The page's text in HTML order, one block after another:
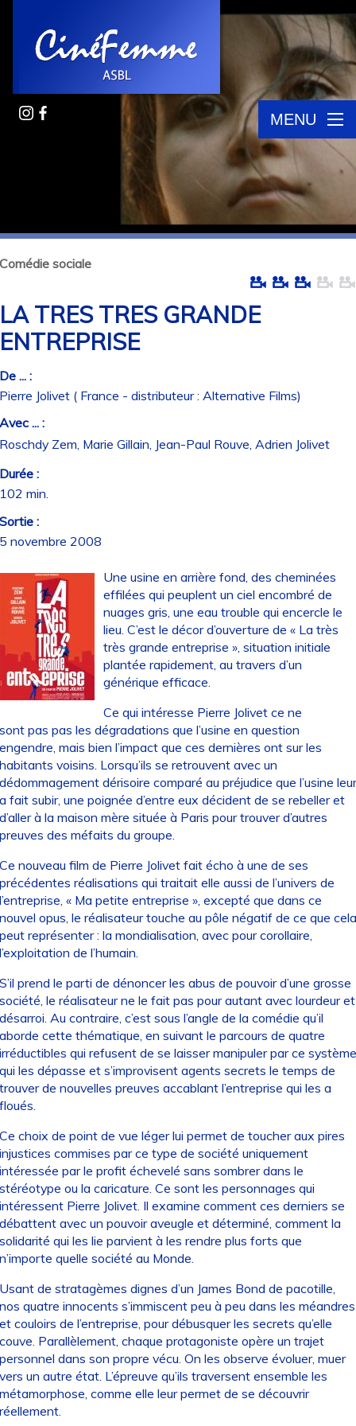
MENU
sociale
TRES TRES GRANDE
... :
Jolivet ( France - distributeur : Alternative Films)
... :
Zem, Marie Gillain, Jean-Paul Rouve, Adrien Jolivet
:
min.
:
novembre 2008
Une usine en arrière fond, des cheminées
effilées qui peuplent un ciel encombré de
nuages gris, une eau trouble qui encercle le
lieu. C’est le décor d’ouverture de « La très
très grande entreprise », situation initiale
plantée rapidement, au travers d’un
générique efficace.
Ce qui intéresse Pierre Jolivet ce ne
pas pas les dégradations que l’usine en question
mais bien l’impact que ces dernières ont sur les
voisins. Lorsqu’ils se retrouvent avec un
dérisoire comparé au préjudice que l’usine leur
fait subir, une poignée d’entre eux décident de se rebeller et
à la maison mère située à Paris pour trouver d’autres
des méfaits du groupe.
nouveau film de Pierre Jolivet fait écho à une de ses
réalisations qui traitait elle aussi de l’univers de
« Ma petite entreprise », excepté que dans ce
opus, le réalisateur touche au pôle négatif de ce que cela
représenter : la mondialisation, avec pour corollaire,
de l’humain.
prend le parti de dénoncer les abus de pouvoir d’une grosse
le réalisateur ne le fait pas pour autant avec lourdeur et
Au contraire, c’est sous l’angle de la comédie qu’il
cette thématique, en suivant le parcours de quatre
qui refusent de se laisser manipuler par ce système
les dépasse et s’improvisent agents secrets le temps de
de nouvelles preuves accablant l’entreprise qui les a
choix de point de vue léger lui permet de toucher aux pires
commises par ce type de société uniquement
par le profit échevelé sans sombrer dans le
ou la caricature. Ce sont les personnages qui
Pierre Jolivet. Il examine comment ces derniers se
avec un pouvoir aveugle et déterminé, comment la
qui les lie parvient à les rendre plus forts que
quelle société au Monde.
de stratagèmes dignes d’un James Bond de pacotille,
quatre innocents s’immiscent peu à peu dans les méandres
couloirs de l’entreprise, pour débusquer les secrets qu’elle
Parallèlement, chaque protagoniste opère un trajet
dans son propre vécu. On les observe évoluer, muer
un autre état. L’épreuve qu’ils traversent ensemble les
comme elle leur permet de se découvrir